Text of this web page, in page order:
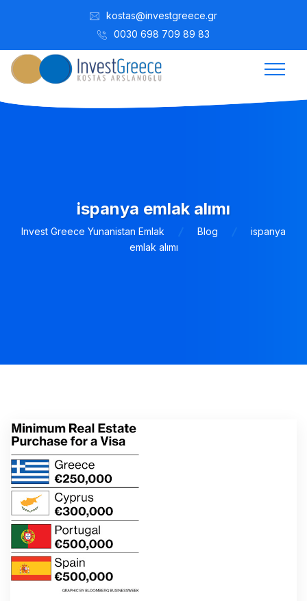
kostas@investgreece.gr
0030 698 709 89 83
ispanya emlak alımı
Invest Greece Yunanistan Emlak Blog
ispanya
emlak alımı